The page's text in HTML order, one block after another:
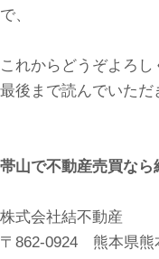
で、
これからどうぞよろ
最後まで読んでいただ
帯山で不動産売買なら
株式会社結不動産
〒862-0924 熊本県熊